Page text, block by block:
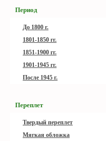
Период
До 1800 г.
1801-1850 гг.
1851-1900 гг.
1901-1945 гг.
После 1945 г.
Переплет
Твердый переплет
Мягкая обложка